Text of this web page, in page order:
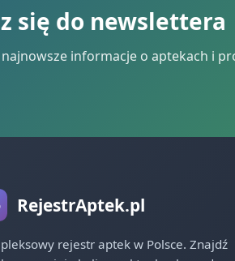
się do newslettera
informacje o aptekach i
RejestrAptek.pl
rejestr aptek w Polsce. Znajdź